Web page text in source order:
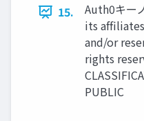
15.
Auth0キー
its
and/or
rights
PUBLIC